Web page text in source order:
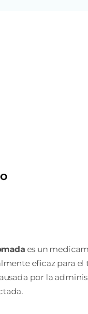
es un
eficaz para
por la